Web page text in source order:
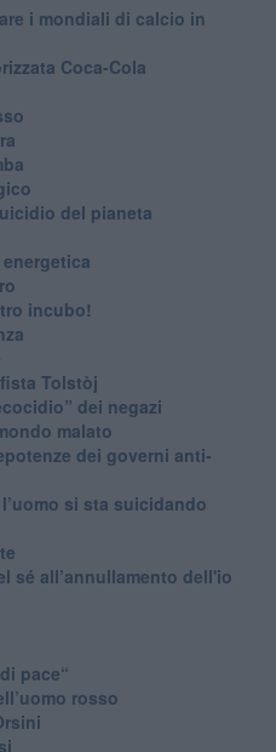
i mondiali di calcio in
Coca-Cola
del pianeta
incubo!
Tolstòj
dei negazi
malato
dei governi anti-
si sta suicidando
sé all’annullamento dell'io
pace“
rosso